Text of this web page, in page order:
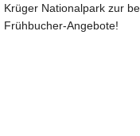
Krüger Nationalpark zur
Frühbucher-Angebote!